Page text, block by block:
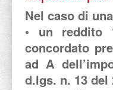
Nel caso di
• un reddito
concordato
ad A
d.lgs. n. 13 del